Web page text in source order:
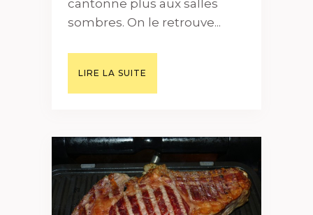
cantonne plus aux salles
sombres. On le retrouve...
LIRE LA SUITE